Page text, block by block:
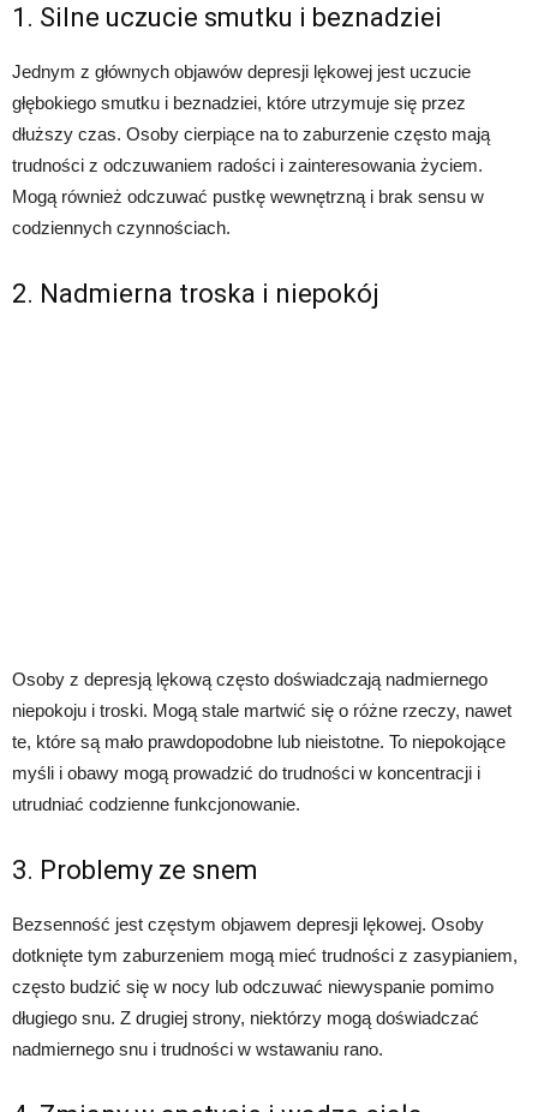
1. Silne uczucie smutku i beznadziei
Jednym z głównych objawów depresji lękowej jest uczucie
głębokiego smutku i beznadziei, które utrzymuje się przez
dłuższy czas. Osoby cierpiące na to zaburzenie często mają
trudności z odczuwaniem radości i zainteresowania życiem.
Mogą również odczuwać pustkę wewnętrzną i brak sensu w
codziennych czynnościach.
2. Nadmierna troska i niepokój
Osoby z depresją lękową często doświadczają nadmiernego
niepokoju i troski. Mogą stale martwić się o różne rzeczy, nawet
te, które są mało prawdopodobne lub nieistotne. To niepokojące
myśli i obawy mogą prowadzić do trudności w koncentracji i
utrudniać codzienne funkcjonowanie.
3. Problemy ze snem
Bezsenność jest częstym objawem depresji lękowej. Osoby
dotknięte tym zaburzeniem mogą mieć trudności z zasypianiem,
często budzić się w nocy lub odczuwać niewyspanie pomimo
długiego snu. Z drugiej strony, niektórzy mogą doświadczać
nadmiernego snu i trudności w wstawaniu rano.